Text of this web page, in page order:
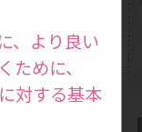
、より良い
めに、
対する基本